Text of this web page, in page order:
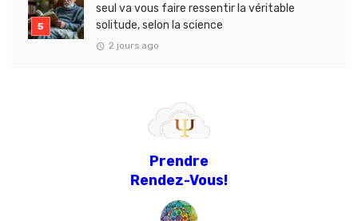
seul va vous faire ressentir la véritable
solitude, selon la science
2 jours ago
Prendre
Rendez-Vous!